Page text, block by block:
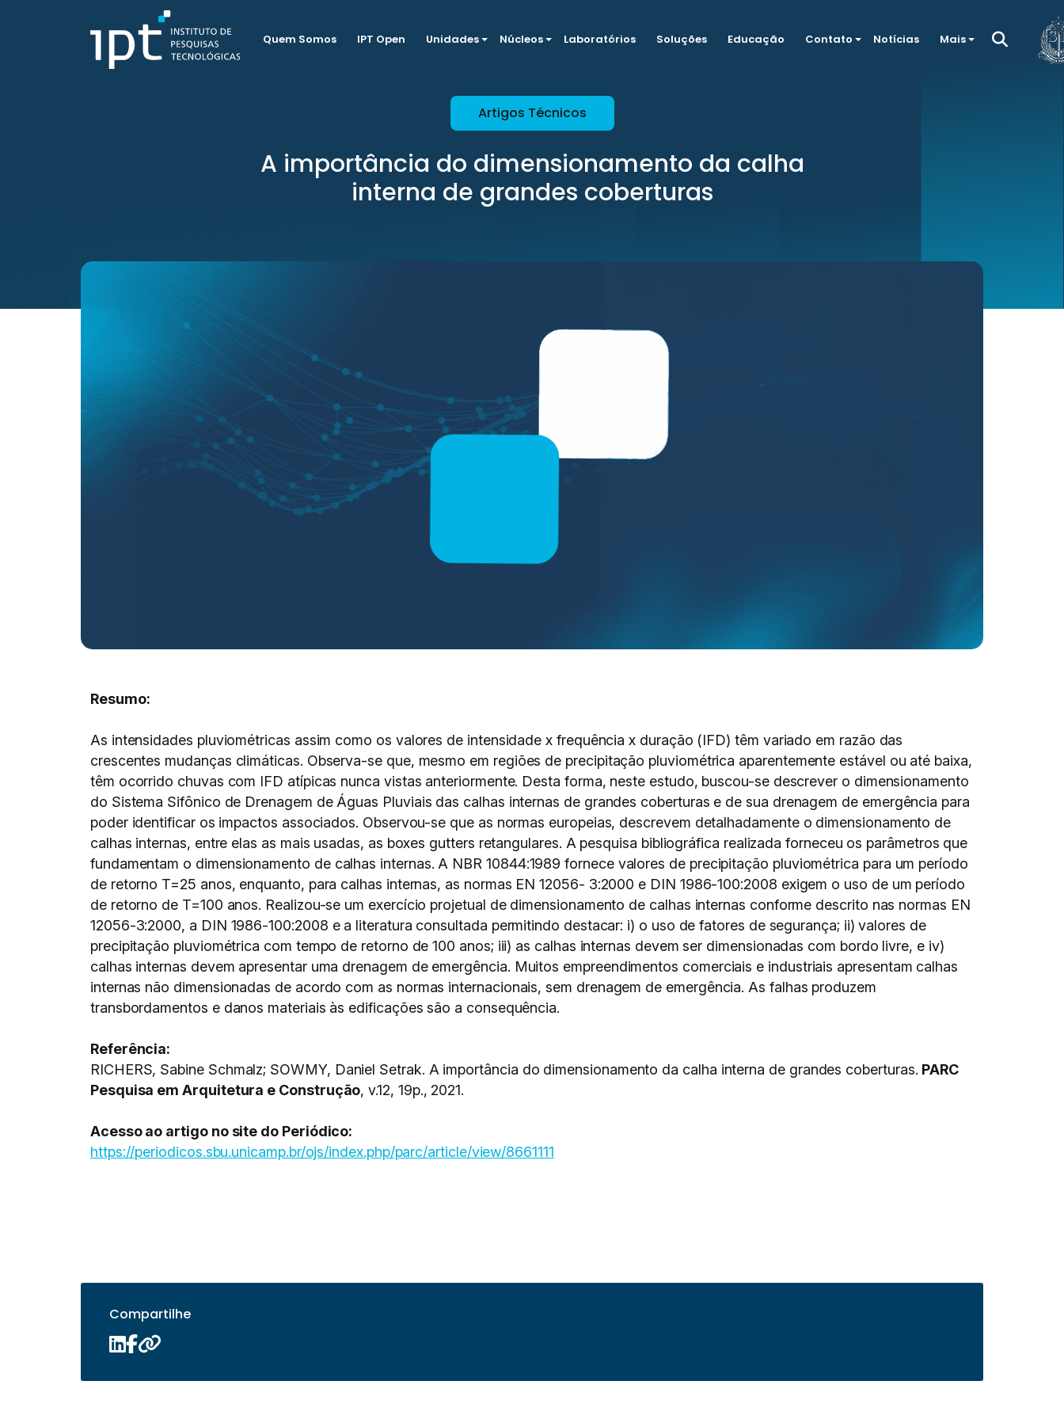
Quem Somos IPT Open Unidades Núcleos Laboratórios Soluções Educação Contato Notícias Mais
Artigos Técnicos
A importância do dimensionamento da calha
interna de grandes coberturas
Resumo:
As intensidades pluviométricas assim como os valores de intensidade x frequência x duração (IFD) têm variado em razão das
crescentes mudanças climáticas. Observa-se que, mesmo em regiões de precipitação pluviométrica aparentemente estável ou até baixa,
têm ocorrido chuvas com IFD atípicas nunca vistas anteriormente. Desta forma, neste estudo, buscou-se descrever o dimensionamento
do Sistema Sifônico de Drenagem de Águas Pluviais das calhas internas de grandes coberturas e de sua drenagem de emergência para
poder identificar os impactos associados. Observou-se que as normas europeias, descrevem detalhadamente o dimensionamento de
calhas internas, entre elas as mais usadas, as boxes gutters retangulares. A pesquisa bibliográfica realizada forneceu os parâmetros que
fundamentam o dimensionamento de calhas internas. A NBR 10844:1989 fornece valores de precipitação pluviométrica para um período
de retorno T=25 anos, enquanto, para calhas internas, as normas EN 12056- 3:2000 e DIN 1986-100:2008 exigem o uso de um período
de retorno de T=100 anos. Realizou-se um exercício projetual de dimensionamento de calhas internas conforme descrito nas normas EN
12056-3:2000, a DIN 1986-100:2008 e a literatura consultada permitindo destacar: i) o uso de fatores de segurança; ii) valores de
precipitação pluviométrica com tempo de retorno de 100 anos; iii) as calhas internas devem ser dimensionadas com bordo livre, e iv)
calhas internas devem apresentar uma drenagem de emergência. Muitos empreendimentos comerciais e industriais apresentam calhas
internas não dimensionadas de acordo com as normas internacionais, sem drenagem de emergência. As falhas produzem
transbordamentos e danos materiais às edificações são a consequência.
Referência:
RICHERS, Sabine Schmalz; SOWMY, Daniel Setrak. A importância do dimensionamento da calha interna de grandes coberturas. PARC
Pesquisa em Arquitetura e Construção, v.12, 19p., 2021.
Acesso ao artigo no site do Periódico:
https://periodicos.sbu.unicamp.br/ojs/index.php/parc/article/view/8661111
Compartilhe